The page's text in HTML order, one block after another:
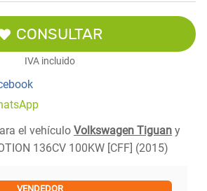
CONSULTAR
IVA incluido
el vehículo Volkswagen Tiguan y
136CV 100KW [CFF] (2015)
VENDEDOR